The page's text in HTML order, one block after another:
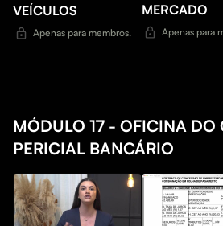
VEÍCULOS
Apenas para membros.
MERCADO
Apenas para
MÓDULO 17 - OFICINA DO
PERICIAL BANCÁRIO